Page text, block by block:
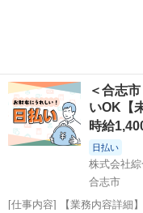
＜合志
いOK【
時給
日払い
株式会社
合志市
[仕事内容] 【業務内容詳細